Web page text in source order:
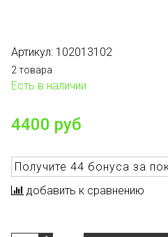
Артикул: 102013102
2 товара
Есть в наличии
4400 руб
Получите 44 бонуса за
добавить к сравнению